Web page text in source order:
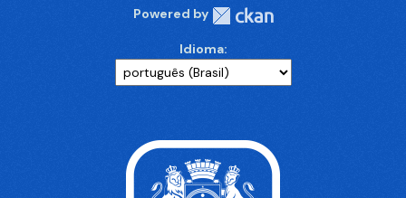
Powered by
Idioma